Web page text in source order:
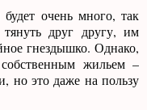
очень много, так
друг другу, им
гнездышко. Однако,
жильем –
но это даже на пользу